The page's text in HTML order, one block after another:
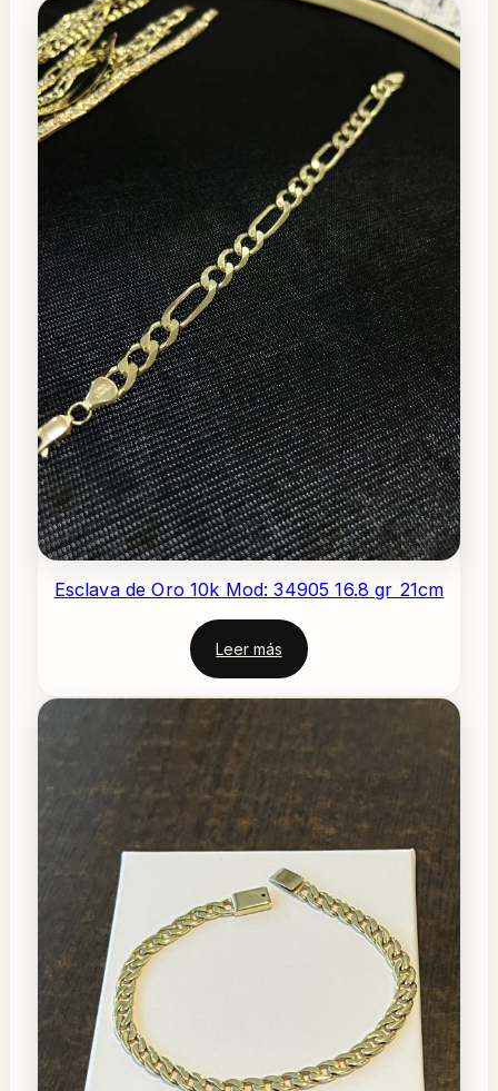
Esclava de Oro 10k Mod: 34905 16.8 gr 21cm
Leer más